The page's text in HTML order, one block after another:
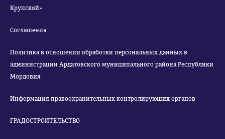
Крупской»
Соглашения
Политика в отношении обработки персональных данных в
администрации Ардатовского муниципального района Республики
Мордовия
Информация правоохранительных контролирующих органов
ГРАДОСТРОИТЕЛЬСТВО